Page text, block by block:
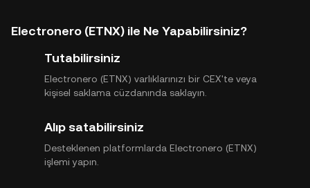
Electronero (ETNX) ile Ne Yapabilirsiniz?
Tutabilirsiniz
Electronero (ETNX) varlıklarınızı bir CEX'te veya
kişisel saklama cüzdanında saklayın.
Alıp satabilirsiniz
Desteklenen platformlarda Electronero (ETNX)
işlemi yapın.